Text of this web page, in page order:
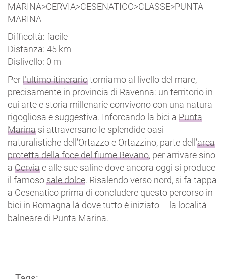
MARINA>CERVIA>CESENATICO>CLASSE>PUNTA
MARINA
Difficoltà: facile
Distanza: 45 km
Dislivello: 0 m
Perl’ultimo itinerariotorniamo al livello del mare,
precisamente in provincia di Ravenna: un territorio in
cui arte e storia millenarie convivono con una natura
rigogliosa e suggestiva. Inforcando la bici a Punta
Marina si attraversano le splendide oasi
naturalistiche dell’Ortazzo e Ortazzino, parte dell’area
protetta della foce del fiume Bevano, per arrivare sino
a Cerviae alle sue saline dove ancora oggi si produce
il famososale dolce. Risalendo verso nord, si fa tappa
a Cesenatico prima di concludere questo percorso in
bici in Romagna là dove tutto è iniziato – la località
balneare di Punta Marina.